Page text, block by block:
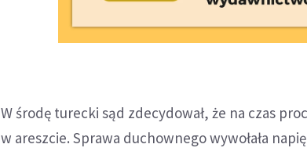
W środę turecki sąd zdecydował, że na czas
w areszcie. Sprawa duchownego wywołała